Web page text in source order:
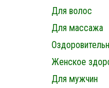
Для волос
Для массажа
Женское
Для мужчин